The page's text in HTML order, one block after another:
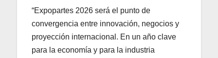
“Expopartes 2026 será el punto de
convergencia entre innovación, negocios y
proyección internacional. En un año clave
para la economía y para la industria